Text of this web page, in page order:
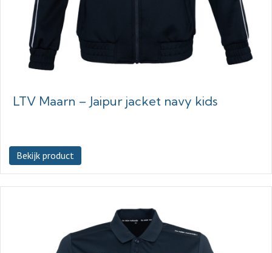
LTV Maarn – Jaipur jacket navy kids
Bekijk product